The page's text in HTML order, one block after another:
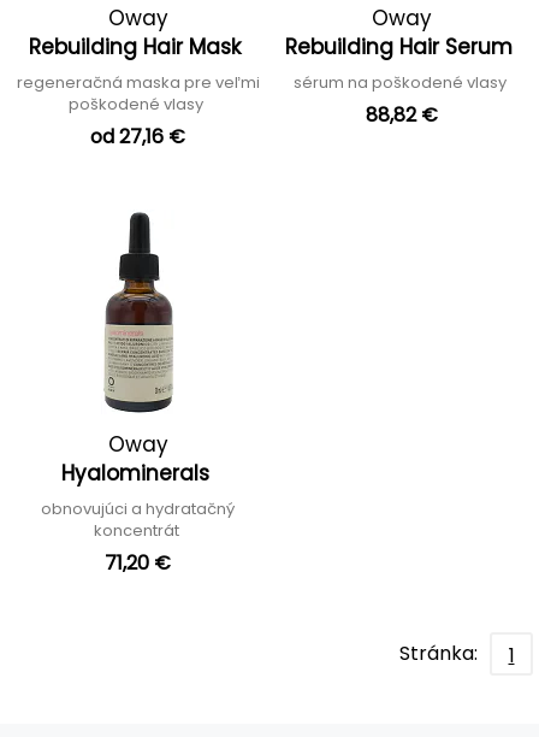
Oway
Rebuilding Hair Mask
regeneračná maska pre veľmi
poškodené vlasy
od 27,16 €
Oway
Rebuilding Hair Serum
sérum na poškodené vlasy
88,82 €
Oway
Hyalominerals
obnovujúci a hydratačný
koncentrát
71,20 €
Stránka: 1